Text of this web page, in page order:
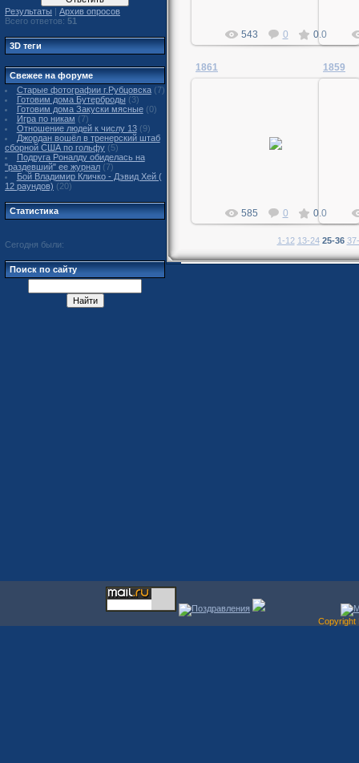
Результаты | Архив опросов
Всего ответов: 51
3D теги
Свежее на форуме
Старые фотографии г.Рубцовска (7)
Готовим дома Бутерброды (3)
Готовим дома Закуски мясные (0)
Игра по никам (7)
Отношение людей к числу 13 (9)
Джордан вошёл в тренерский штаб
сборной США по гольфу (5)
Подруга Роналду обиделась на
"раздевший" ее журнал (7)
Бой Владимир Кличко - Дэвид Хей (
12 раундов) (20)
Статистика
Сегодня были:
Поиск по сайту
543 0 0.0
1861
585 0 0.0
1859
1-12 13-24 25-36